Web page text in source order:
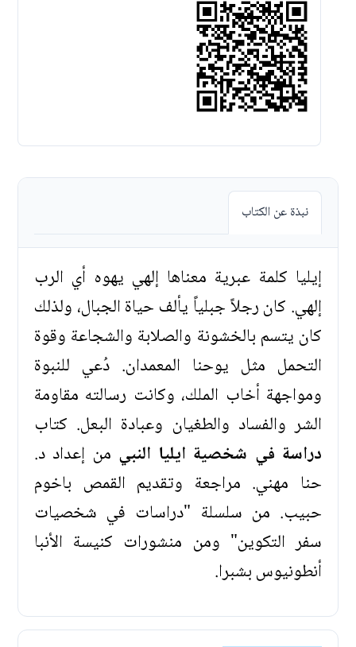
نبذة عن الكتاب
إيليا كلمة عبرية معناها إلهي يهوه أي الرب
إلهي. كان رجلاً جبلياً يألف حياة الجبال، ولذلك
كان يتسم بالخشونة والصلابة والشجاعة وقوة
التحمل مثل يوحنا المعمدان. دُعي للنبوة
ومواجهة أخاب الملك، وكانت رسالته مقاومة
الشر والفساد والطغيان وعبادة البعل. كتاب
دراسة في شخصية ايليا النبي من إعداد د.
حنا مهني. مراجعة وتقديم القمص باخوم
حبيب. من سلسلة "دراسات في شخصيات
سفر التكوين" ومن منشورات كنيسة الأنبا
أنطونيوس بشبرا.